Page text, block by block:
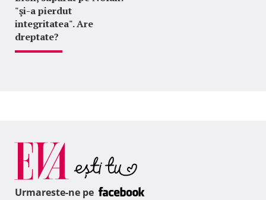
"şi-a pierdut
integritatea". Are
dreptate?
Urmareste-ne pe